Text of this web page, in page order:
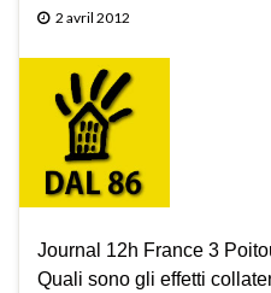
2 avril 2012
Journal 12h France 3
Quali sono gli effetti